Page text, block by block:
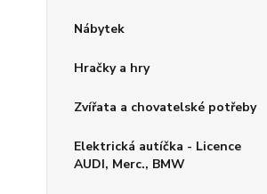
Nábytek
Hračky a hry
Zvířata a chovatelské potřeby
Elektrická autíčka - Licence
AUDI, Merc., BMW